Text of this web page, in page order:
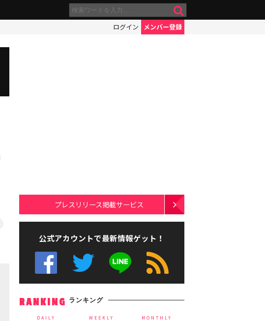
ログイン メンバー登録
プレスリリース掲載サービス
公式アカウントで最新情報ゲット！
RANKING ランキング
DAILY WEEKLY MONTHLY